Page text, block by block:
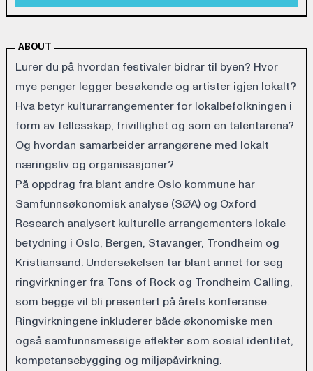
ABOUT
Lurer du på hvordan festivaler bidrar til byen? Hvor
mye penger legger besøkende og artister igjen lokalt?
Hva betyr kulturarrangementer for lokalbefolkningen i
form av fellesskap, frivillighet og som en talentarena?
Og hvordan samarbeider arrangørene med lokalt
næringsliv og organisasjoner?
På oppdrag fra blant andre Oslo kommune har
Samfunnsøkonomisk analyse (SØA) og Oxford
Research analysert kulturelle arrangementers lokale
betydning i Oslo, Bergen, Stavanger, Trondheim og
Kristiansand. Undersøkelsen tar blant annet for seg
ringvirkninger fra Tons of Rock og Trondheim Calling,
som begge vil bli presentert på årets konferanse.
Ringvirkningene inkluderer både økonomiske men
også samfunnsmessige effekter som sosial identitet,
kompetansebygging og miljøpåvirkning.